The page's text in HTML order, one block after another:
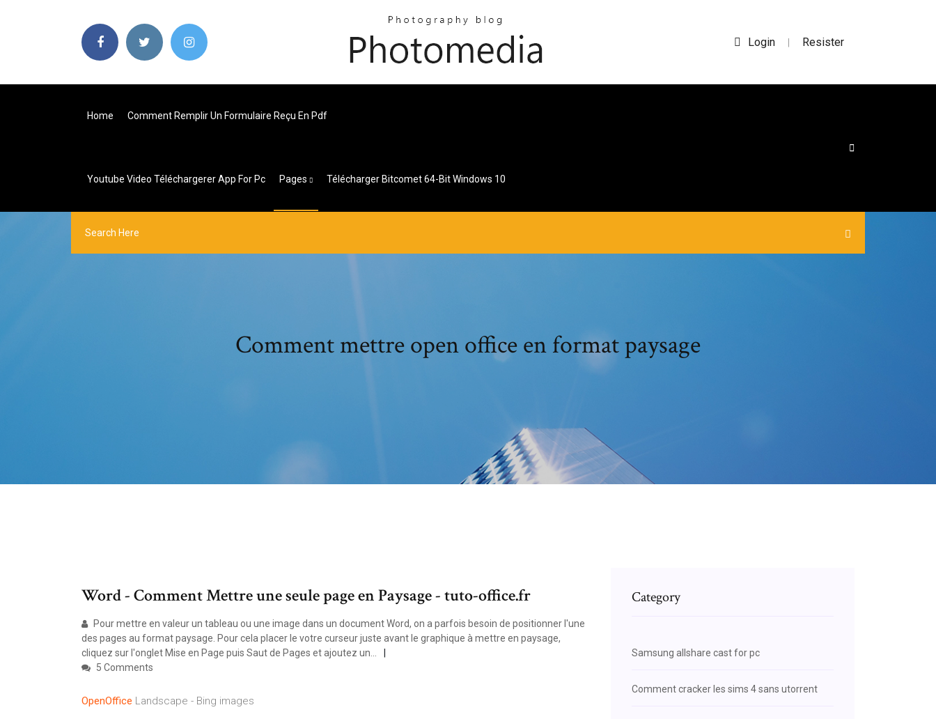
Login | Resister
Home Comment Remplir Un Formulaire Reçu En Pdf
Youtube Video Téléchargerer App For Pc Pages Télécharger Bitcomet 64-Bit Windows 10
Comment mettre open office en format paysage
Word - Comment Mettre une seule page en Paysage - tuto-office.fr
Pour mettre en valeur un tableau ou une image dans un document Word, on a parfois besoin de positionner l'une
des pages au format paysage. Pour cela placer le votre curseur juste avant le graphique à mettre en paysage,
cliquez sur l'onglet Mise en Page puis Saut de Pages et ajoutez un...
5 Comments
OpenOffice Landscape - Bing images
Category
Samsung allshare cast for pc
Comment cracker les sims 4 sans utorrent